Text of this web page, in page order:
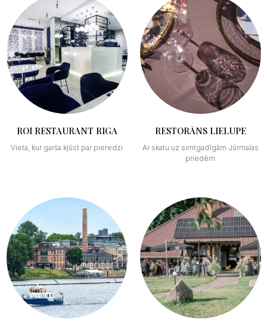
ROI RESTAURANT RIGA
Vieta, kur garša kļūst par pieredzi
RESTORĀNS LIELUPE
Ar skatu uz simtgadīgām Jūrmalas
priedēm